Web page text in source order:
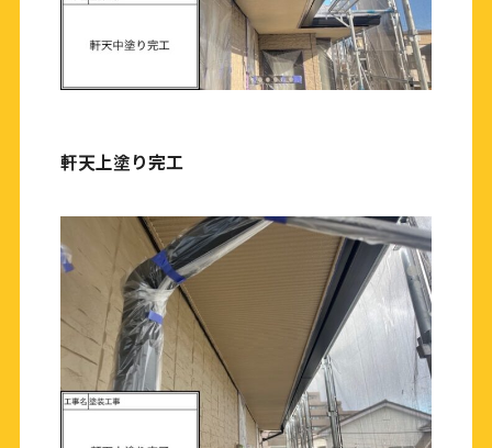
軒天上塗り完工